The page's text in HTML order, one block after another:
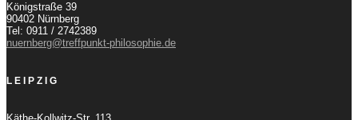
Königstraße 39
90402 Nürnberg
Tel: 0911 / 2742389
nuernberg@treffpunkt-philosophie.de
LEIPZIG